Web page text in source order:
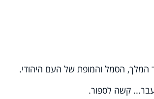
המלך, הסמל והמופת של העם היהודי.
קשה לספור.